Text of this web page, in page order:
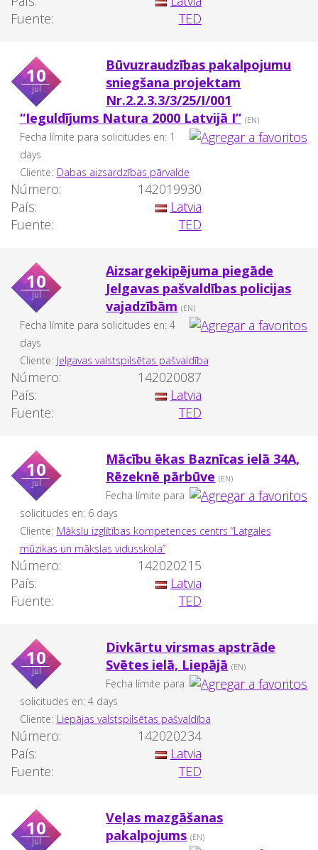
Fuente:
TED
10
jul
Būvuzraudzības pakalpojumu
sniegšana projektam
Nr.2.2.3.3/3/25/I/001
“Ieguldījums Natura 2000 Latvijā I” (EN)
Fecha límite para solicitudes en: 1
days
Cliente: Dabas aizsardzības pārvalde
Número:
142019930
País:
Latvia
Fuente:
TED
10
jul
Aizsargekipējuma piegāde
Jelgavas pašvaldības policijas
vajadzībām (EN)
Fecha límite para solicitudes en: 4
days
Cliente: Jelgavas valstspilsētas pašvaldība
Número:
142020087
País:
Latvia
Fuente:
TED
10
jul
Mācību ēkas Baznīcas ielā 34A,
Rēzeknē pārbūve (EN)
Fecha límite para
solicitudes en: 6 days
Cliente: Mākslu izglītības kompetences centrs “Latgales
mūzikas un mākslas vidusskola”
Número:
142020215
País:
Latvia
Fuente:
TED
10
jul
Divkārtu virsmas apstrāde
Svētes ielā, Liepājā (EN)
Fecha límite para
solicitudes en: 4 days
Cliente: Liepājas valstspilsētas pašvaldība
Número:
142020234
País:
Latvia
Fuente:
TED
10
jul
Veļas mazgāšanas
pakalpojums (EN)